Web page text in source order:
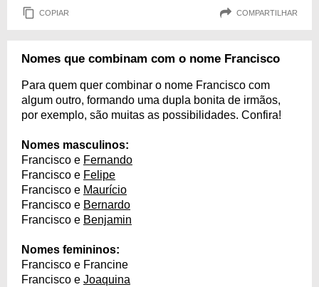
COPIAR COMPARTILHAR
Nomes que combinam com o nome Francisco
Para quem quer combinar o nome Francisco com
algum outro, formando uma dupla bonita de irmãos,
por exemplo, são muitas as possibilidades. Confira!
Nomes masculinos:
Francisco e Fernando
Francisco e Felipe
Francisco e Maurício
Francisco e Bernardo
Francisco e Benjamin
Nomes femininos:
Francisco e Francine
Francisco e Joaquina